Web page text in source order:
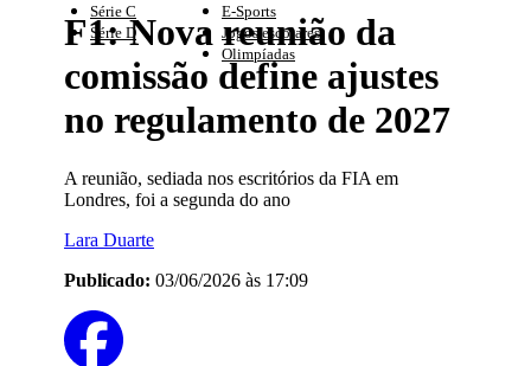
Série C
Série D
E-Sports
Jogos escolares
Olimpíadas
F1: Nova reunião da
comissão define ajustes
no regulamento de 2027
A reunião, sediada nos escritórios da FIA em
Londres, foi a segunda do ano
Lara Duarte
Publicado: 03/06/2026 às 17:09